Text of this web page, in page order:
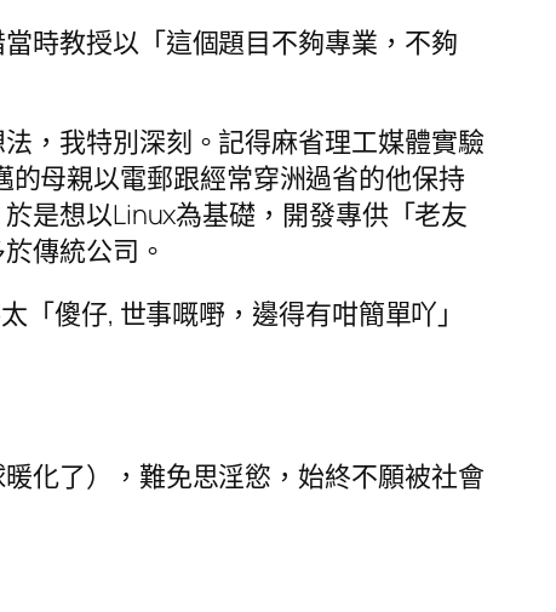
時教授以「這個題目不夠專業，不夠
，我特別深刻。記得麻省理工媒體實驗
母親以電郵跟經常穿洲過省的他保持
是想以Linux為基礎，開發專供「老友
傳統公司。
傻仔, 世事嘅嘢，邊得有咁簡單吖」
化了），難免思淫慾，始終不願被社會